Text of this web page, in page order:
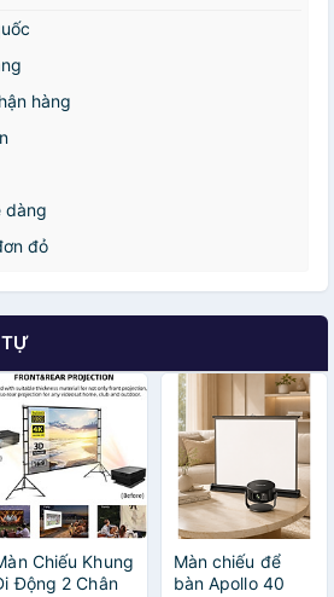
hàng
dàng
đỏ
Chiếu Khung
Động 2 Chân
Màn chiếu để
bàn Apollo 40